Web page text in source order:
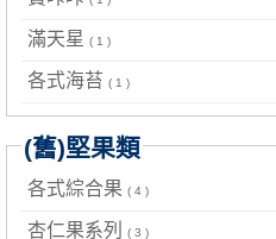
滿天星 ( 1 )
各式海苔 ( 1 )
(舊)堅果類
各式綜合果 ( 4 )
杏仁果系列 ( 3 )